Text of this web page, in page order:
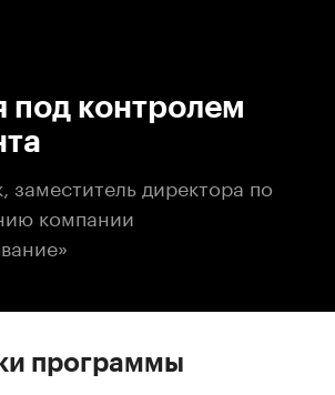
под контролем
заместитель директора по
компании
программы